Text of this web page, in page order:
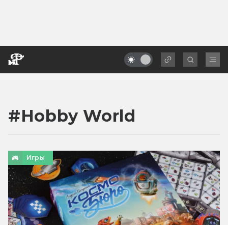
#Hobby World
Игры